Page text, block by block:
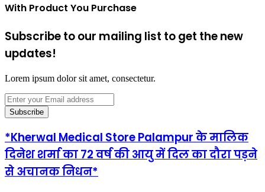
With Product You Purchase
Subscribe to our mailing list to get the new
updates!
Lorem ipsum dolor sit amet, consectetur.
Enter
your
Email
*Kherwal Medical Store Palampur के मालिक
दिनेश शर्मा का 72 वर्ष की आयु में दिल का दौरा पड़ने
से अचानक निधन*